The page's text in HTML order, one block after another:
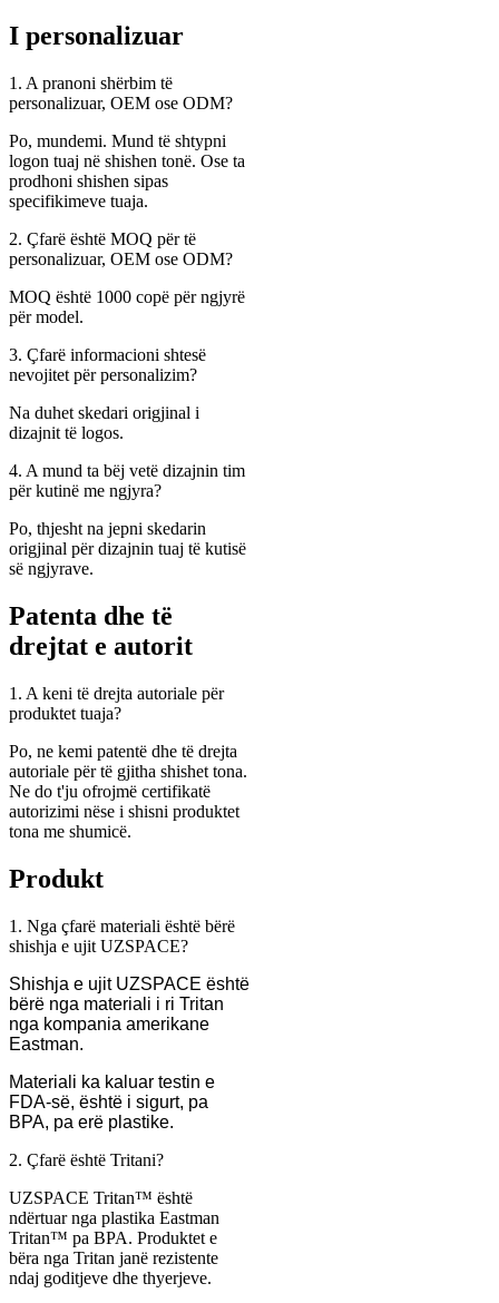
I personalizuar
1. A pranoni shërbim të
personalizuar, OEM ose ODM?
Po, mundemi. Mund të shtypni
logon tuaj në shishen tonë. Ose ta
prodhoni shishen sipas
specifikimeve tuaja.
2. Çfarë është MOQ për të
personalizuar, OEM ose ODM?
MOQ është 1000 copë për ngjyrë
për model.
3. Çfarë informacioni shtesë
nevojitet për personalizim?
Na duhet skedari origjinal i
dizajnit të logos.
4. A mund ta bëj vetë dizajnin tim
për kutinë me ngjyra?
Po, thjesht na jepni skedarin
origjinal për dizajnin tuaj të kutisë
së ngjyrave.
Patenta dhe të
drejtat e autorit
1. A keni të drejta autoriale për
produktet tuaja?
Po, ne kemi patentë dhe të drejta
autoriale për të gjitha shishet tona.
Ne do t'ju ofrojmë certifikatë
autorizimi nëse i shisni produktet
tona me shumicë.
Produkt
1. Nga çfarë materiali është bërë
shishja e ujit UZSPACE?
Shishja e ujit UZSPACE është
bërë nga materiali i ri Tritan
nga kompania amerikane
Eastman.
Materiali ka kaluar testin e
FDA-së, është i sigurt, pa
BPA, pa erë plastike.
2. Çfarë është Tritani?
UZSPACE Tritan™ është
ndërtuar nga plastika Eastman
Tritan™ pa BPA. Produktet e
bëra nga Tritan janë rezistente
ndaj goditjeve dhe thyerjeve.